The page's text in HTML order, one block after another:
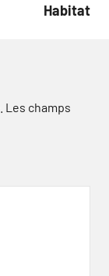
Habitat
Les champs